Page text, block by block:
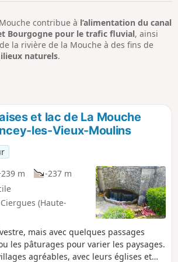
contribue à l’alimentation du canal
Bourgogne pour le trafic fluvial, ainsi
la rivière de la Mouche à des fins de
naturels.
et lac de La Mouche
les-Vieux-Moulins
m
-237 m
(Haute-
mais avec quelques passages
les pâturages pour varier les paysages.
agréables, avec leurs églises et